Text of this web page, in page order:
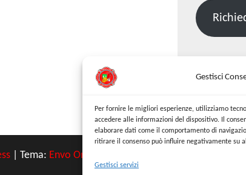
Gestisci
Per fornire le migliori esperienze, utilizziamo
accedere alle informazioni del dispositivo. Il
elaborare dati come il comportamento di
ritirare il consenso può influire negativamente su
Gestisci servizi
Tema: Envo Online Store